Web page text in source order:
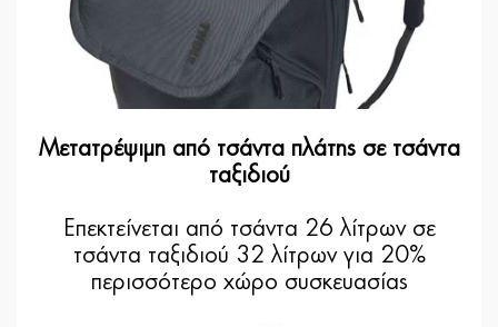
Μετατρέψιμη από τσάντα πλάτης σε τσάντα
ταξιδιού
Επεκτείνεται από τσάντα 26 λίτρων σε
τσάντα ταξιδιού 32 λίτρων για 20%
περισσότερο χώρο συσκευασίας